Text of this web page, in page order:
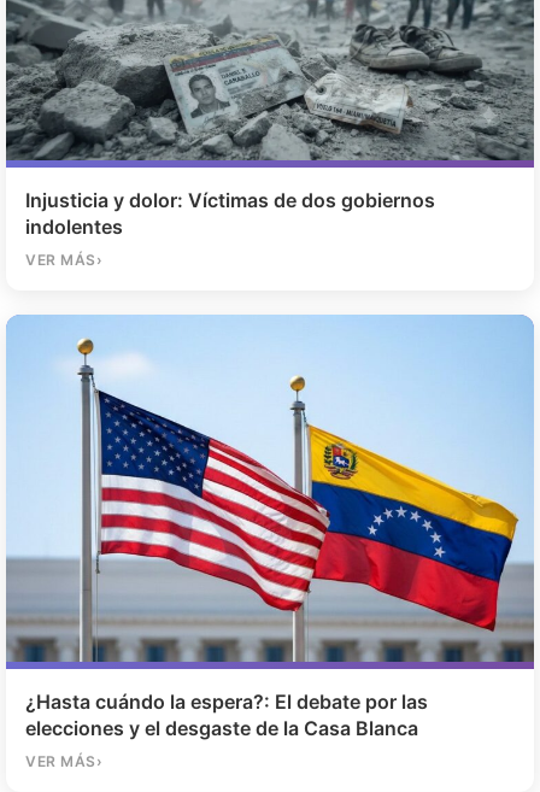
Injusticia y dolor: Víctimas de dos gobiernos
indolentes
VER MÁS ›
¿Hasta cuándo la espera?: El debate por las
elecciones y el desgaste de la Casa Blanca
VER MÁS ›